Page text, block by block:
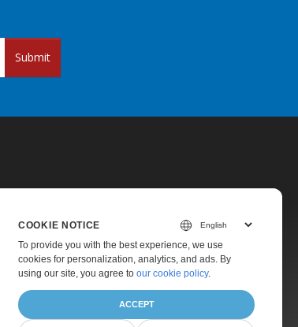
Submit
Pricing
Paid Support
About
COOKIE NOTICE
To provide you with the best experience, we use
cookies for personalization, analytics, and ads. By
using our site, you agree to our cookie policy.
ACCEPT